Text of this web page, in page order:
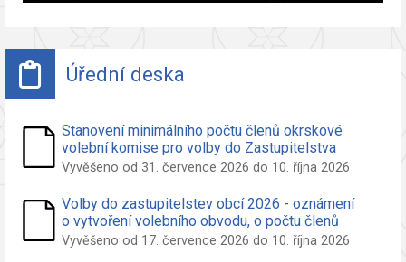
Úřední deska
Stanovení minimálního počtu členů okrskové
volební komise pro volby do Zastupitelstva
obce Pržno
Vyvěšeno od 31. července 2026 do 10. října 2026
Volby do zastupitelstev obcí 2026 - oznámení
o vytvoření volebního obvodu, o počtu členů
zastupitelstva volených ve volebním obvodu a
Vyvěšeno od 17. července 2026 do 10. října 2026